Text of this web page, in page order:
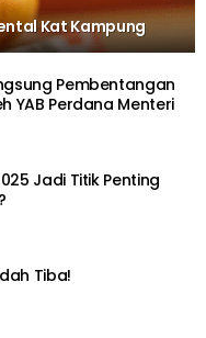
Kat Kampung
Pembentangan
YAB Perdana Menteri
Jadi Titik Penting
Tiba!